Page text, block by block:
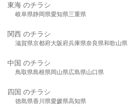
東海 のチラシ
岐阜県静岡県愛知県三重県
関西 のチラシ
滋賀県京都府大阪府兵庫県奈良県和歌山県
中国 のチラシ
鳥取県島根県岡山県広島県山口県
四国 のチラシ
徳島県香川県愛媛県高知県